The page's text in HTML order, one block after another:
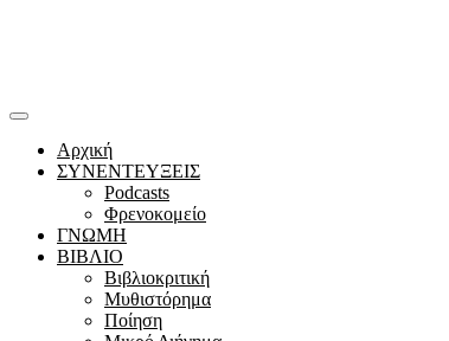
Αρχική
ΣΥΝΕΝΤΕΥΞΕΙΣ
Podcasts
Φρενοκομείο
ΓΝΩΜΗ
ΒΙΒΛΙΟ
Βιβλιοκριτική
Μυθιστόρημα
Ποίηση